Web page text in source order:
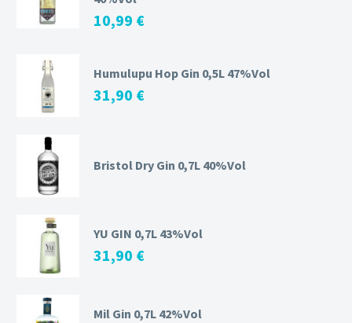
10,99 €
Humulupu Hop Gin 0,5L 47%Vol
31,90 €
Bristol Dry Gin 0,7L 40%Vol
YU GIN 0,7L 43%Vol
31,90 €
Mil Gin 0,7L 42%Vol